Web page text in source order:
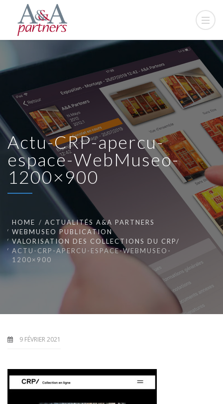
Actu-CRP-apercu-
espace-WebMuseo-
1200×900
HOME
ACTUALITÉS A&A PARTNERS
WEBMUSEO PUBLICATION
VALORISATION DES COLLECTIONS DU CRP/
ACTU-CRP-APERCU-ESPACE-WEBMUSEO-
1200×900
9 FÉVRIER 2021